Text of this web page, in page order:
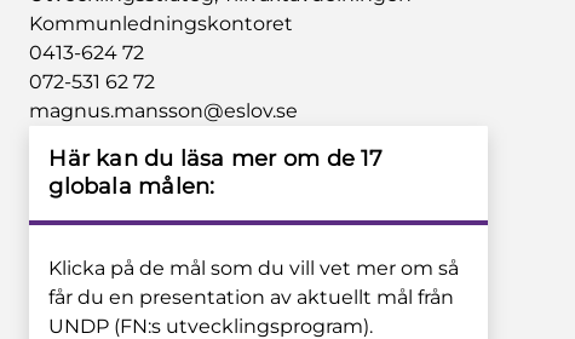
Kommunledningskontoret
0413-624 72
072-531 62 72
magnus.mansson@eslov.se
Här kan du läsa mer om de 17
globala målen:
Klicka på de mål som du vill vet mer om så
får du en presentation av aktuellt mål från
UNDP (FN:s utvecklingsprogram).